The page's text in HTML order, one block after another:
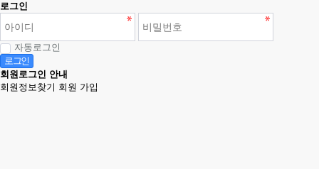
로그인
자동로그인
로그인
회원로그인 안내
회원정보찾기 회원 가입